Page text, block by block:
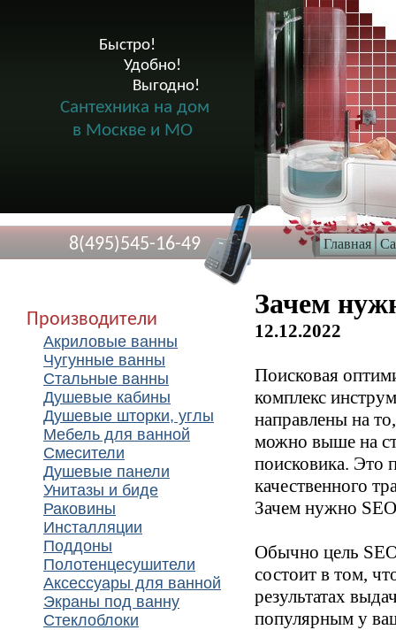
Главная
Быстро!
              Удобно!
                      Выгодно!
Сантехника на дом
в Москве и МО
8(495)545-16-49
Производители
Акриловые ванны
Чугунные ванны
Стальные ванны
Душевые кабины
Душевые шторки, углы
Мебель для ванной
Смесители
Душевые панели
Унитазы и биде
Раковины
Инсталляции
Поддоны
Полотенцесушители
Аксессуары для ванной
Экраны под ванну
Стеклоблоки
Зачем
12.12.2022
Поисковая
комплекс
направлены на
можно выше на
поисковика. Это
качественного
Зачем нужно
Обычно цель
состоит в том,
результатах
популярным у